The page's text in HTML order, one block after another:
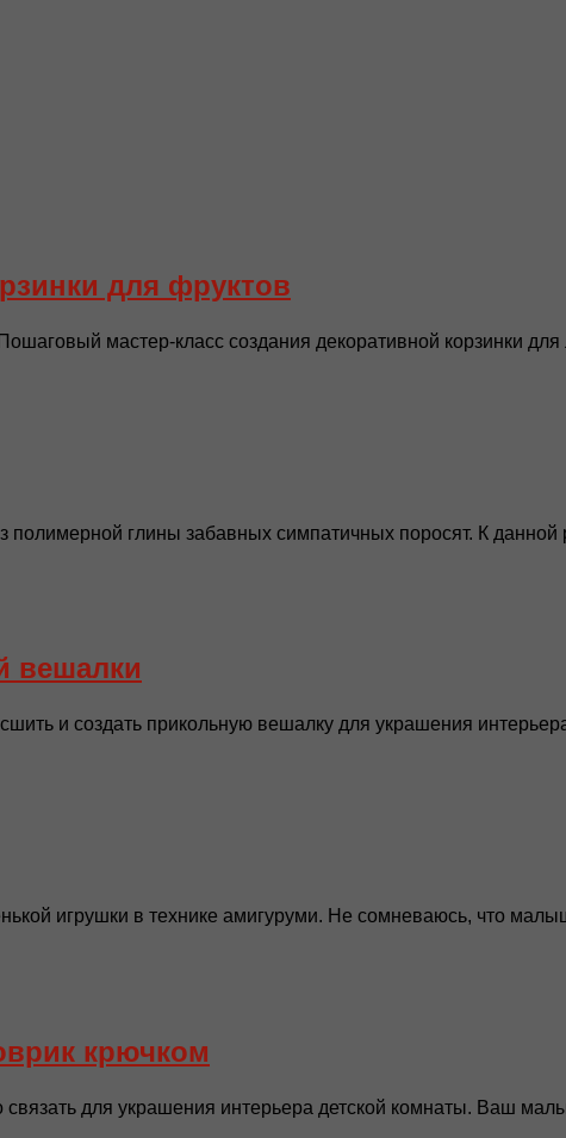
для фруктов
мастер-класс создания декоративной корзинки
полимерной глины забавных симпатичных поросят. К данной
вешалки
и создать прикольную вешалку для украшения
игрушки в технике амигуруми. Не сомневаюсь, что
крючком
для украшения интерьера детской комнаты. Ваш